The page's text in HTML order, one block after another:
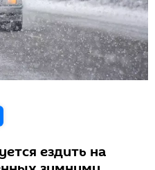
ездить на